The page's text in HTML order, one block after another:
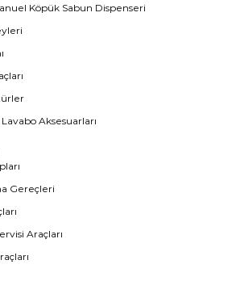
Köpük Sabun Dispenseri
Aksesuarları
Gereçleri
Araçları